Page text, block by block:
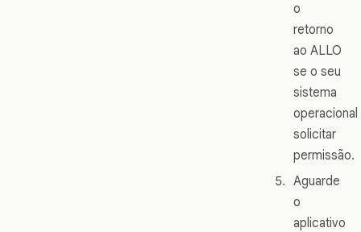
o
retorno
ao ALLO
se o seu
sistema
operacional
solicitar
permissão.
Aguarde
o
aplicativo